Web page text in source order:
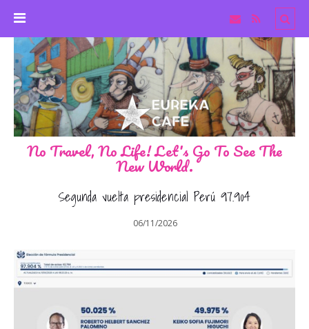
No Travel, No Life! Let's Go To See The
New World.
Segunda vuelta presidencial Perú 97.904
06/11/2026